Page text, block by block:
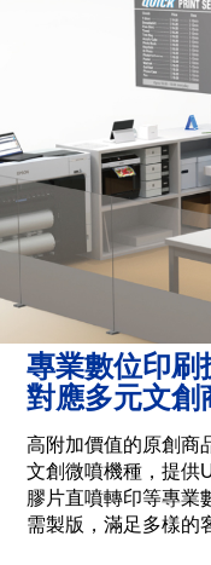
專業數位印刷
對應多元文創
高附加價值的原創商
文創微噴機種，提供
膠片直噴轉印等專業
需製版，滿足多樣的